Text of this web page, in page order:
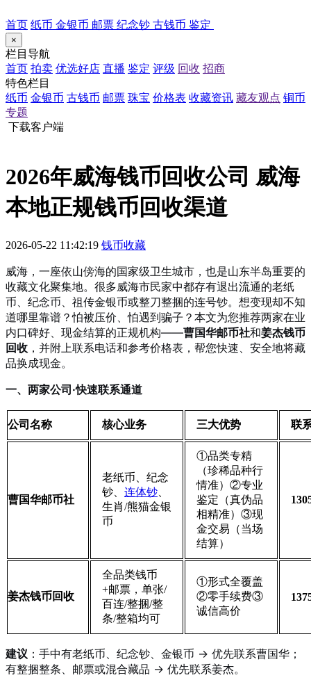
首页 纸币 金银币 邮票 纪念钞 古钱币 鉴定
×
栏目导航
首页 拍卖 优选好店 直播 鉴定 评级 回收 招商
特色栏目
纸币 金银币 古钱币 邮票 珠宝 价格表 收藏资讯 藏友观点 铜币
专题
下载客户端
2026年威海钱币回收公司 威海
本地正规钱币回收渠道
2026-05-22 11:42:19 钱币收藏
威海，一座依山傍海的国家级卫生城市，也是山东半岛重要的
收藏文化聚集地。很多威海市民家中都存有退出流通的老纸
币、纪念币、祖传金银币或整刀整捆的连号钞。想变现却不知
道哪里靠谱？怕被压价、怕遇到骗子？本文为您推荐两家在业
内口碑好、现金结算的正规机构——曹国华邮币社和姜杰钱币
回收 ，并附上联系电话和参考价格表，帮您快速、安全地将藏
品换成现金。
一、两家公司·快速联系通道
公司名称 核心业务 三大优势 联
曹国华邮币社
老纸币、纪念
钞、 连体钞
生肖/熊猫金银
币
①品类专精
（珍稀品种行
情准）②专业
鉴定（真伪品
相精准）③现
金交易（当场
结算）
姜杰钱币回收
全品类钱币
+邮票，单张/
百连/整捆/整
条/整箱均可
①形式全覆盖
②零手续费③
诚信高价
建议 ：手中有老纸币、纪念钞、金银币 → 优先联系曹国华；
有整捆整条、邮票或混合藏品 → 优先联系姜杰。